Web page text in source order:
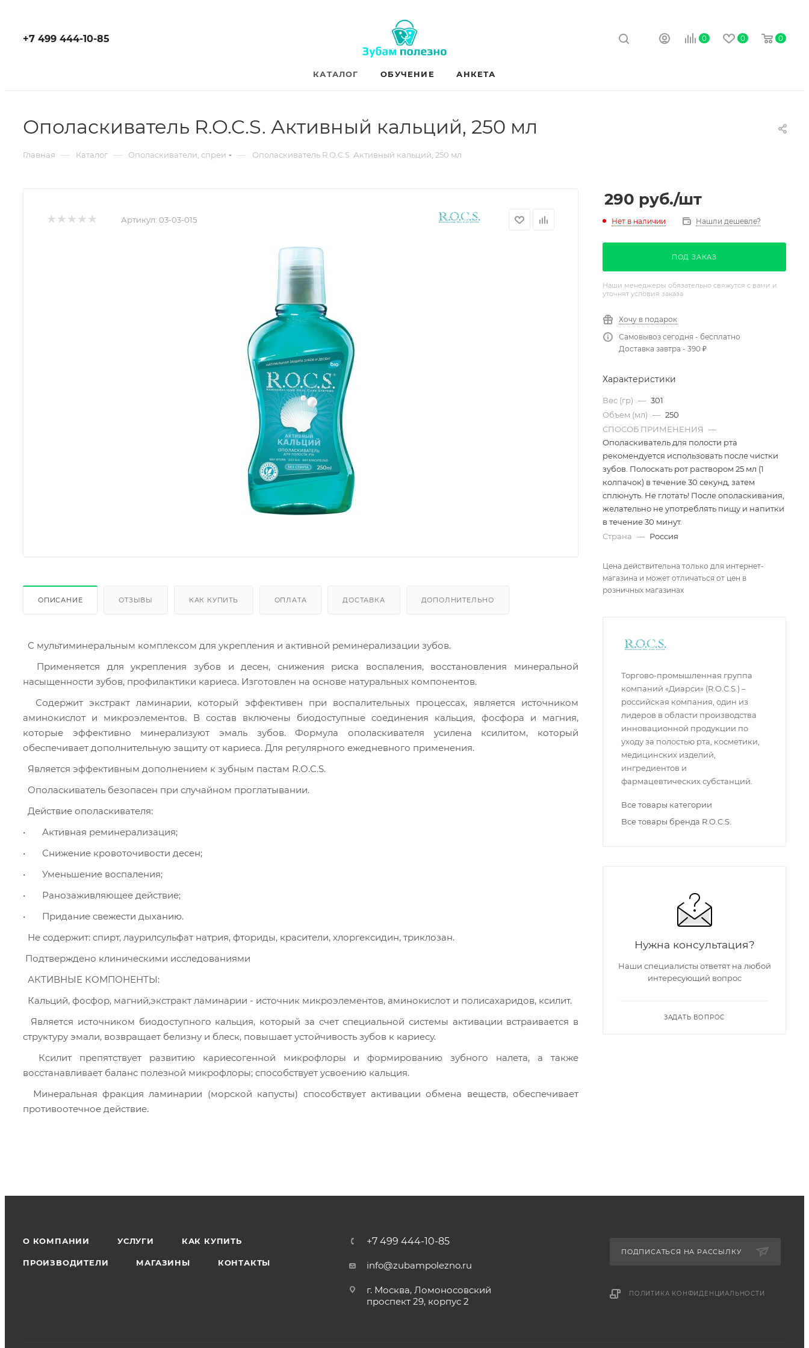
+7 499 444-10-85 0 0 0
КАТАЛОГ ОБУЧЕНИЕ АНКЕТА
Ополаскиватель R.O.C.S. Активный кальций, 250 мл
Главная — Каталог — Ополаскиватели, спреи — Ополаскиватель R.O.C.S. Активный кальций, 250 мл
Артикул: 03-03-015
ОПИСАНИЕ ОТЗЫВЫ КАК КУПИТЬ ОПЛАТА ДОСТАВКА ДОПОЛНИТЕЛЬНО
  С мультиминеральным комплексом для укрепления и активной реминерализации зубов.
насыщенности зубов, профилактики кариеса. Изготовлен на основе натуральных компонентов.
аминокислот и микроэлементов. В состав включены биодоступные соединения кальция, фосфора и магния,
которые эффективно минерализуют эмаль зубов. Формула ополаскивателя усилена ксилитом, который
обеспечивает дополнительную защиту от кариеса. Для регулярного ежедневного применения.
  Является эффективным дополнением к зубным пастам R.O.C.S.
  Ополаскиватель безопасен при случайном проглатывании.
  Действие ополаскивателя:
•	Активная реминерализация;
•	Снижение кровоточивости десен;
•	Уменьшение воспаления;
•	Ранозаживляющее действие;
•	Придание свежести дыханию.
  Не содержит: спирт, лаурилсульфат натрия, фториды, красители, хлоргексидин, триклозан.
Подтверждено клиническими исследованиями
  АКТИВНЫЕ КОМПОНЕНТЫ:
  Кальций, фосфор, магний,экстракт ламинарии - источник микроэлементов, аминокислот и полисахаридов, ксилит.
структуру эмали, возвращает белизну и блеск, повышает устойчивость зубов к кариесу.
восстанавливает баланс полезной микрофлоры; способствует усвоению кальция.
противоотечное действие.
290 руб./шт
Нет в наличии Нашли дешевле?
ПОД ЗАКАЗ
Наши менеджеры обязательно свяжутся с вами и
уточнят условия заказа
Хочу в подарок
Самовывоз сегодня - бесплатно
Доставка завтра - 390 ₽
Характеристики
Вес (гр) — 301
Объем (мл) — 250
СПОСОБ ПРИМЕНЕНИЯ
—
Ополаскиватель для полости рта
рекомендуется использовать после чистки
зубов. Полоскать рот раствором 25 мл (1
колпачок) в течение 30 секунд, затем
сплюнуть. Не глотать! После ополаскивания,
желательно не употреблять пищу и напитки
в течение 30 минут.
Страна — Россия
Цена действительна только для интернет-
магазина и может отличаться от цен в
розничных магазинах
Торгово-промышленная группа
компаний «Диарси» (R.O.C.S.) –
российская компания, один из
лидеров в области производства
инновационной продукции по
уходу за полостью рта, косметики,
медицинских изделий,
ингредиентов и
фармацевтических субстанций.
Все товары категории
Все товары бренда R.O.C.S.
Нужна консультация?
Наши специалисты ответят на любой
интересующий вопрос
ЗАДАТЬ ВОПРОС
О КОМПАНИИ УСЛУГИ КАК КУПИТЬ
ПРОИЗВОДИТЕЛИ МАГАЗИНЫ КОНТАКТЫ
+7 499 444-10-85
info@zubampolezno.ru
г. Москва, Ломоносовский
проспект 29, корпус 2
ПОДПИСАТЬСЯ НА РАССЫЛКУ
ПОЛИТИКА КОНФИДЕНЦИАЛЬНОСТИ